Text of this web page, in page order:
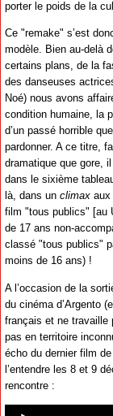
porter le poids de la
Ce "remake" s’est
modèle. Bien au-delà
certains plans, de la
des danseuses
Noé) nous avons
condition humaine, la
d’un passé horrible
pardonner. A ce titre,
dramatique que gore,
dans le sixième
là, dans un climax aux
film "tous publics" [au
de 17 ans non-
classé "tous publics"
moins de 16 ans) !
A l’occasion de la
du cinéma d’Argento
français et ne travaille
pas en territoire
écho du dernier film
l’entendre les 8 et 9
rencontre :